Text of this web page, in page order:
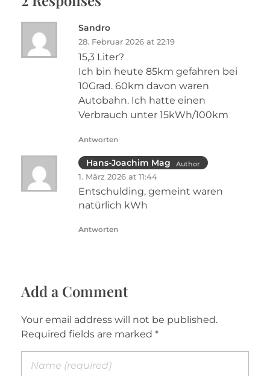
Sandro
28. Februar 2026 at 22:19
15,3 Liter?
Ich bin heute 85km gefahren bei
10Grad. 60km davon waren
Autobahn. Ich hatte einen
Verbrauch unter 15kWh/100km
Antworten
Hans-Joachim Mag Author
1. März 2026 at 11:44
Entschulding, gemeint waren
natürlich kWh
Antworten
Add a Comment
Your email address will not be published.
Required fields are marked *